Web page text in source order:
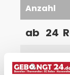
Anzahl
ab 24